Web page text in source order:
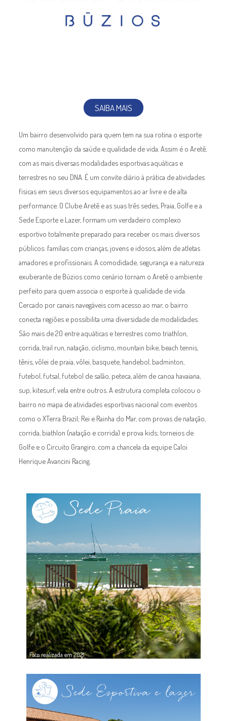
SAIBA MAIS
Um bairro desenvolvido para quem tem na sua rotina o esporte
como manutenção da saúde e qualidade de vida. Assim é o Aretê,
com as mais diversas modalidades esportivas aquáticas e
terrestres no seu DNA. É um convite diário à prática de atividades
físicas em seus diversos equipamentos ao ar livre e de alta
performance. O Clube Aretê e as suas três sedes, Praia, Golfe e a
Sede Esporte e Lazer, formam um verdadeiro complexo
esportivo totalmente preparado para receber os mais diversos
públicos: famílias com crianças, jovens e idosos, além de atletas
amadores e profissionais. A comodidade, segurança e a natureza
exuberante de Búzios como cenário tornam o Aretê o ambiente
perfeito para quem associa o esporte à qualidade de vida.
Cercado por canais navegáveis com acesso ao mar, o bairro
conecta regiões e possibilita uma diversidade de modalidades.
São mais de 20 entre aquáticas e terrestres como triathlon,
corrida, trail run, natação, ciclismo, mountain bike, beach tennis,
tênis, vôlei de praia, vôlei, basquete, handebol, badminton,
futebol, futsal, futebol de salão, peteca, além de canoa havaiana,
sup, kitesurf, vela entre outros. A estrutura completa colocou o
bairro no mapa de atividades esportivas nacional com eventos
como o XTerra Brazil; Rei e Rainha do Mar, com provas de natação,
corrida, biathlon (natação e corrida) e prova kids; torneios de
Golfe e o Circuito Grangiro, com a chancela da equipe Caloi
Henrique Avancini Racing.